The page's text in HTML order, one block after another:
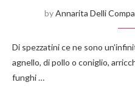
byAnnarita Delli
Di spezzatini ce ne sono
agnello, di pollo o coniglio,
funghi …